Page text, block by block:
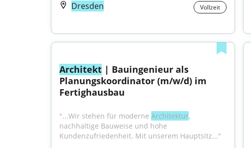
Dresden
Vollzeit
Architekt | Bauingenieur als
Planungskoordinator (m/w/d) im
Fertighausbau
"...Wir stehen für moderne Architektur,
nachhaltige Bauweise und hohe
Kundenzufriedenheit. Mit unserem Hauptsitz..."